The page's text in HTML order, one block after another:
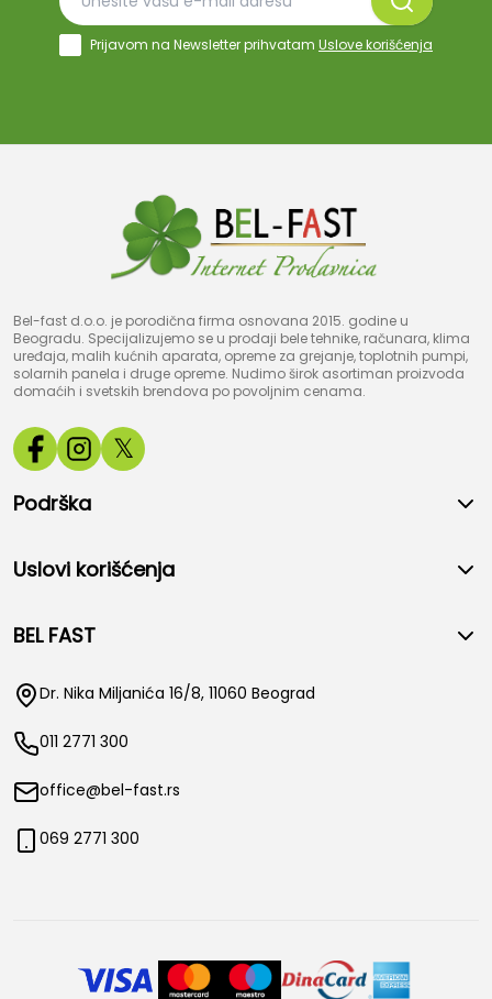
Prijavom na Newsletter prihvatam Uslove korišćenja
Bel-fast d.o.o. je porodična firma osnovana 2015. godine u
Beogradu. Specijalizujemo se u prodaji bele tehnike, računara, klima
uređaja, malih kućnih aparata, opreme za grejanje, toplotnih pumpi,
solarnih panela i druge opreme. Nudimo širok asortiman proizvoda
domaćih i svetskih brendova po povoljnim cenama.
𝕏
Podrška
Uslovi korišćenja
BEL FAST
Dr. Nika Miljanića 16/8, 11060 Beograd
011 2771 300
office@bel-fast.rs
069 2771 300